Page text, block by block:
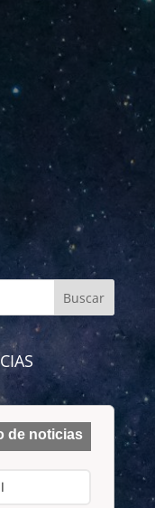
de noticias